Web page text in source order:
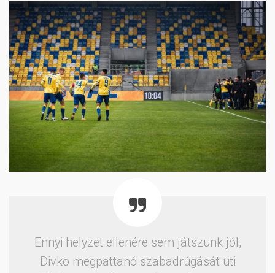
Ennyi helyzet ellenére sem játszunk jól,
Divko megpattanó szabadrúgását üti